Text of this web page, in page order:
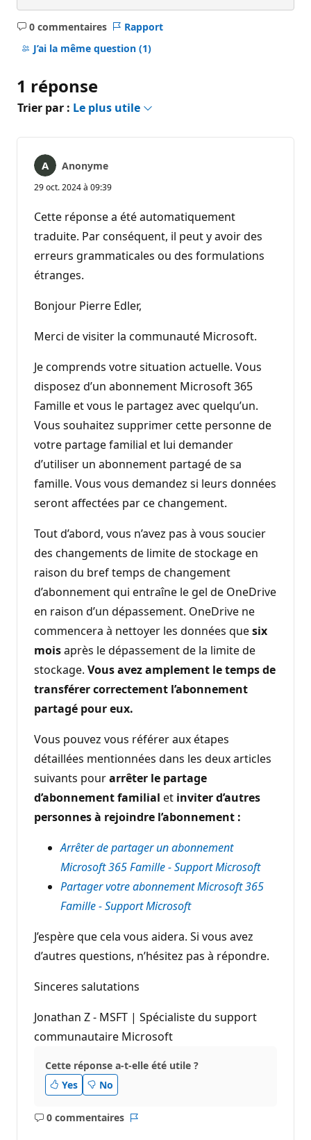
0 commentaires
Aucun
commentaire
Rapport
J’ai la même question (1)
1 réponse
Trier par : Le plus utile
Anonyme
29 oct. 2024 à 09:39
Cette réponse a été automatiquement
traduite. Par conséquent, il peut y avoir des
erreurs grammaticales ou des formulations
étranges.
Bonjour Pierre Edler,
Merci de visiter la communauté Microsoft.
Je comprends votre situation actuelle. Vous
disposez d’un abonnement Microsoft 365
Famille et vous le partagez avec quelqu’un.
Vous souhaitez supprimer cette personne de
votre partage familial et lui demander
d’utiliser un abonnement partagé de sa
famille. Vous vous demandez si leurs données
seront affectées par ce changement.
Tout d’abord, vous n’avez pas à vous soucier
des changements de limite de stockage en
raison du bref temps de changement
d’abonnement qui entraîne le gel de OneDrive
en raison d’un dépassement. OneDrive ne
commencera à nettoyer les données quesix
moisaprès le dépassement de la limite de
stockage. Vous avez amplement le temps de
transférer correctement l’abonnement
partagé pour eux.
Vous pouvez vous référer aux étapes
détaillées mentionnées dans les deux articles
suivants pourarrêter le partage
d’abonnement familial et inviter d’autres
personnes à rejoindre l’abonnement :
Arrêter de partager un abonnement
Microsoft 365 Famille - Support Microsoft
Partager votre abonnement Microsoft 365
Famille - Support Microsoft
J’espère que cela vous aidera. Si vous avez
d’autres questions, n’hésitez pas à répondre.
Sinceres salutations
Jonathan Z - MSFT | Spécialiste du support
communautaire Microsoft
Cette réponse a-t-elle été utile ?
Yes
No
0 commentaires
Aucun